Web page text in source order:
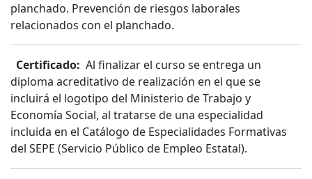
planchado. Prevención de riesgos laborales
relacionados con el planchado.
Certificado: Al finalizar el curso se entrega un
diploma acreditativo de realización en el que se
incluirá el logotipo del Ministerio de Trabajo y
Economía Social, al tratarse de una especialidad
incluida en el Catálogo de Especialidades Formativas
del SEPE (Servicio Público de Empleo Estatal).